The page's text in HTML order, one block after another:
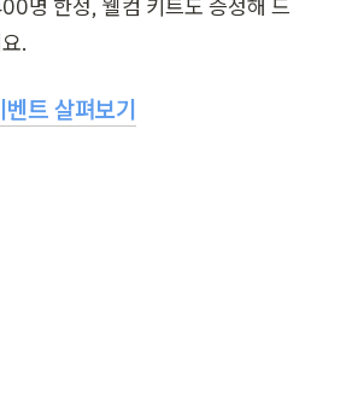
명 한정, 웰컴 키트도 증정해 드
.
트 살펴보기